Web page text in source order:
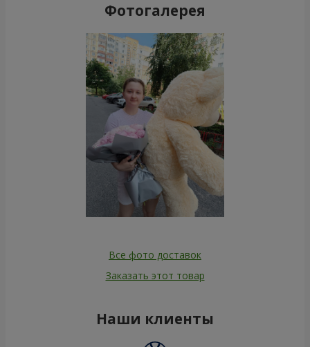
Фотогалерея
Все фото доставок
Заказать этот товар
Наши клиенты